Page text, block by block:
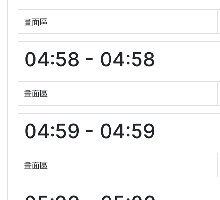
畫面區
04:58 - 04:58
畫面區
04:59 - 04:59
畫面區